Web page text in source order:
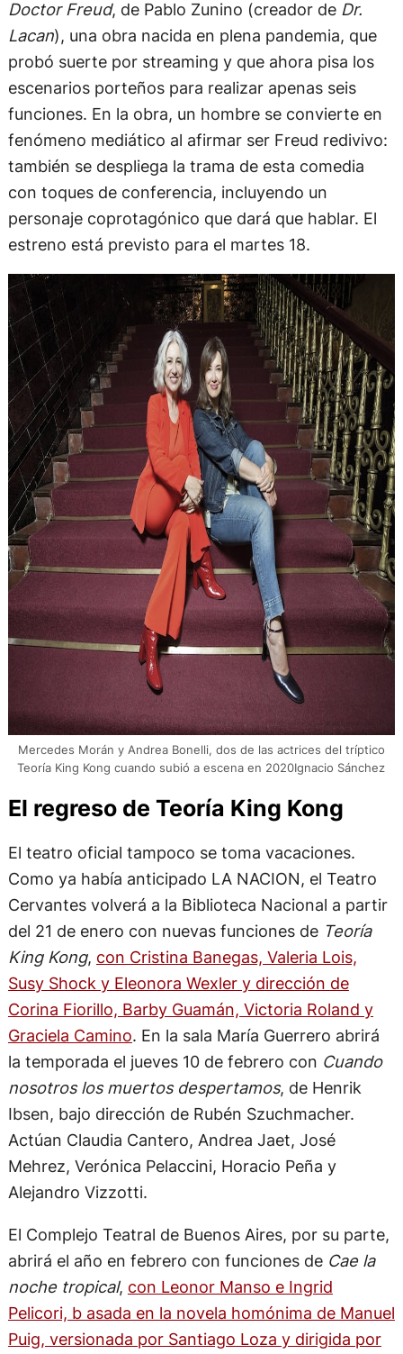
Doctor Freud, de Pablo Zunino (creador de Dr.
Lacan), una obra nacida en plena pandemia, que
probó suerte por streaming y que ahora pisa los
escenarios porteños para realizar apenas seis
funciones. En la obra, un hombre se convierte en
fenómeno mediático al afirmar ser Freud redivivo:
también se despliega la trama de esta comedia
con toques de conferencia, incluyendo un
personaje coprotagónico que dará que hablar. El
estreno está previsto para el martes 18.
Mercedes Morán y Andrea Bonelli, dos de las actrices del tríptico
Teoría King Kong cuando subió a escena en 2020Ignacio Sánchez
El regreso de Teoría King Kong
El teatro oficial tampoco se toma vacaciones.
Como ya había anticipado LA NACION, el Teatro
Cervantes volverá a la Biblioteca Nacional a partir
del 21 de enero con nuevas funciones de Teoría
King Kong, con Cristina Banegas, Valeria Lois,
Susy Shock y Eleonora Wexler y dirección de
Corina Fiorillo, Barby Guamán, Victoria Roland y
Graciela Camino. En la sala María Guerrero abrirá
la temporada el jueves 10 de febrero con Cuando
nosotros los muertos despertamos, de Henrik
Ibsen, bajo dirección de Rubén Szuchmacher.
Actúan Claudia Cantero, Andrea Jaet, José
Mehrez, Verónica Pelaccini, Horacio Peña y
Alejandro Vizzotti.
El Complejo Teatral de Buenos Aires, por su parte,
abrirá el año en febrero con funciones de Cae la
noche tropical, con Leonor Manso e Ingrid
Pelicori, b asada en la novela homónima de Manuel
Puig, versionada por Santiago Loza y dirigida por